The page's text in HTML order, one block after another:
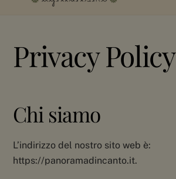
Privacy Policy
Chi siamo
L’indirizzo del nostro sito web è:
https://panoramadincanto.it.